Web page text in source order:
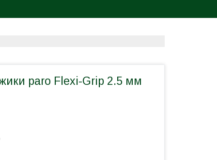
paro Flexi-Grip 2.5 мм